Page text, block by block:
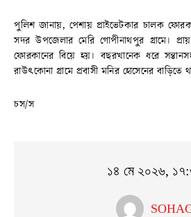
পুলিশ জানায়, পেশায় প্রাইভেটকার চালক
সদর উপজেলার মেরি গোপীনাথপুর গ্রামে।
ফোরকানের বিয়ে হয়। বছরখানেক ধরে
রাউৎকোনা গ্রামে প্রবাসী মনির হোসেনের বাড়িতে
চস/স
১৪ মে ২০২৬,